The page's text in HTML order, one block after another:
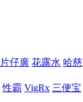
片仔廣 花露水 哈慈
性霸 VigRx 三便宝